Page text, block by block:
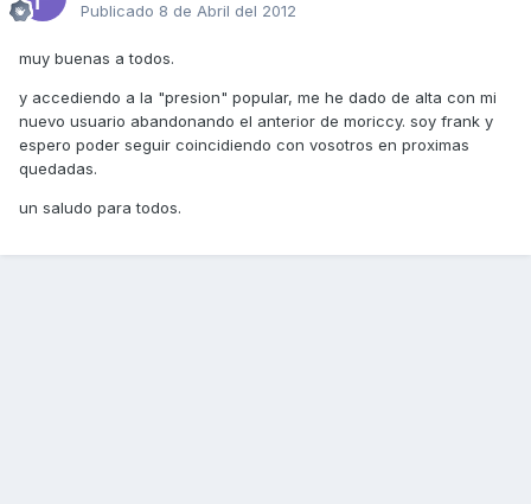
Publicado 8 de Abril del 2012
muy buenas a todos.
y accediendo a la "presion" popular, me he dado de alta con mi
nuevo usuario abandonando el anterior de moriccy. soy frank y
espero poder seguir coincidiendo con vosotros en proximas
quedadas.
un saludo para todos.